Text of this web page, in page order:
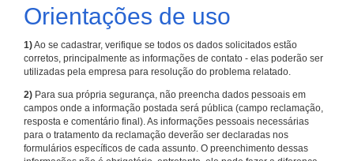
Orientações de uso
1)Ao se cadastrar, verifique se todos os dados solicitados estão
corretos, principalmente as informações de contato - elas poderão ser
utilizadas pela empresa para resolução do problema relatado.
2) Para sua própria segurança, não preencha dados pessoais em
campos onde a informação postada será pública (campo reclamação,
resposta e comentário final). As informações pessoais necessárias
para o tratamento da reclamação deverão ser declaradas nos
formulários específicos de cada assunto. O preenchimento dessas